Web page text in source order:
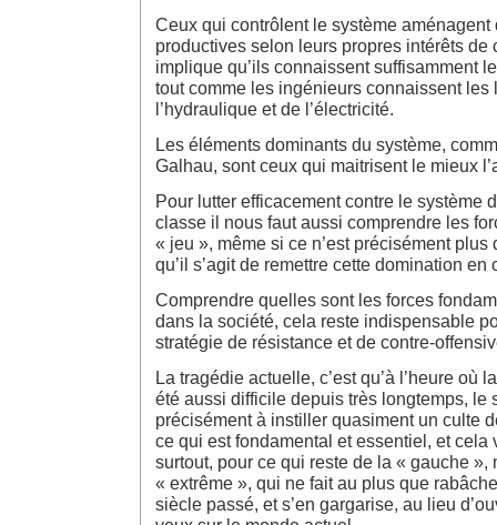
Ceux qui contrôlent le système aménagent
productives selon leurs propres intérêts de
implique qu’ils connaissent suffisamment
tout comme les ingénieurs connaissent les
l’hydraulique et de l’électricité.
Les éléments dominants du système,
Galhau, sont ceux qui maitrisent le mieux
Pour lutter efficacement contre le système
classe il nous faut aussi comprendre les
« jeu », même si ce n’est précisément plus
qu’il s’agit de remettre cette domination en
Comprendre quelles sont les forces
dans la société, cela reste indispensable
stratégie de résistance et de contre-
La tragédie actuelle, c’est qu’à l’heure où
été aussi difficile depuis très longtemps, le
précisément à instiller quasiment un culte
ce qui est fondamental et essentiel, et cela
surtout, pour ce qui reste de la « gauche »,
« extrême », qui ne fait au plus que
siècle passé, et s’en gargarise, au lieu